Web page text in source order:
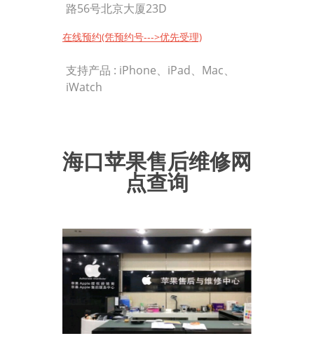
路56号北京大厦23D
在线预约(凭预约号--->优先受理)
支持产品 : iPhone、iPad、Mac、
iWatch
海口苹果售后维修网
点查询